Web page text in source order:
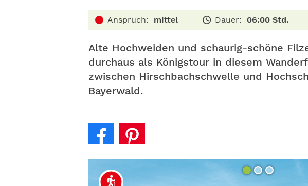
Anspruch: mittel Dauer: 06:00 Std.
Alte Hochweiden und schaurig-schöne
durchaus als Königstour in diesem
zwischen Hirschbachschwelle und
Bayerwald.